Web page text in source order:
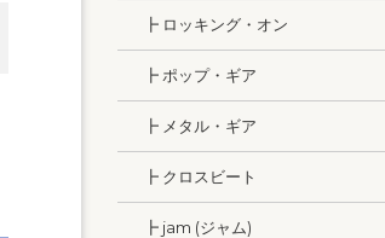
┣ ロッキング・オン
┣ ポップ・ギア
┣ メタル・ギア
┣ クロスビート
┣ jam (ジャム)